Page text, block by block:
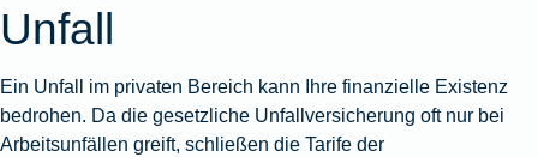
Unfall
Ein Unfall im privaten Bereich kann Ihre finanzielle Existenz
bedrohen. Da die gesetzliche Unfallversicherung oft nur bei
Arbeitsunfällen greift, schließen die Tarife der